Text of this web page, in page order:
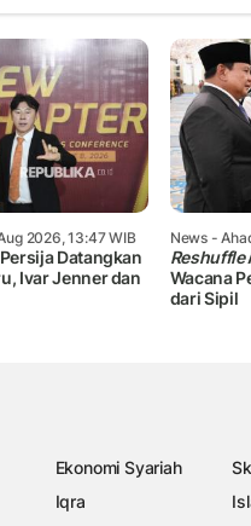
2026, 13:47 WIB
Datangkan
Ivar Jenner dan
News-
Reshuffle
Wacana
dari Sipil
Ekonomi Syariah
Iqra